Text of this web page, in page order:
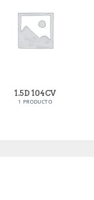
1.5D 104CV
1 PRODUCTO